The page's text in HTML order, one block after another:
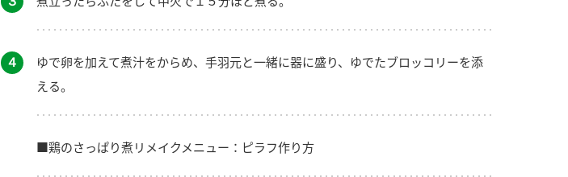
４
ゆで卵を加えて煮汁をからめ、手羽元と一緒に器に盛り、ゆでたブロッコリーを添
える。
■鶏のさっぱり煮リメイクメニュー：ピラフ作り方